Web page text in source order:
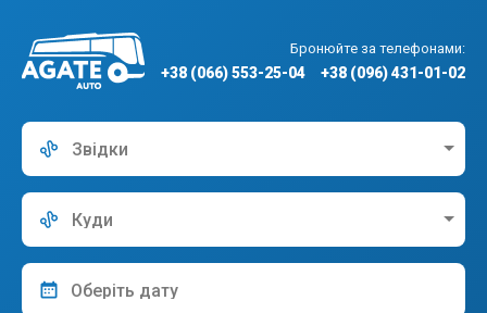
Бронюйте за телефонами:
+38 (066) 553-25-04 +38 (096) 431-01-02
Звідки
Куди